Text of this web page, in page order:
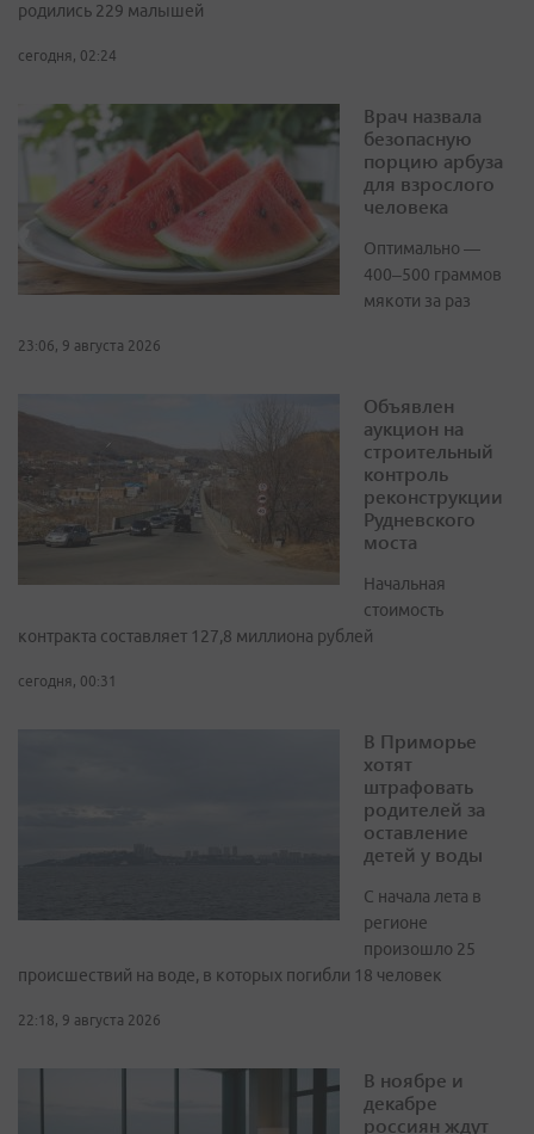
родились 229 малышей
сегодня, 02:24
Врач назвала
безопасную
порцию арбуза
для взрослого
человека
Оптимально —
400–500 граммов
мякоти за раз
23:06, 9 августа 2026
Объявлен
аукцион на
строительный
контроль
реконструкции
Рудневского
моста
Начальная
стоимость
контракта составляет 127,8 миллиона рублей
сегодня, 00:31
В Приморье
хотят
штрафовать
родителей за
оставление
детей у воды
С начала лета в
регионе
произошло 25
происшествий на воде, в которых погибли 18 человек
22:18, 9 августа 2026
В ноябре и
декабре
россиян ждут